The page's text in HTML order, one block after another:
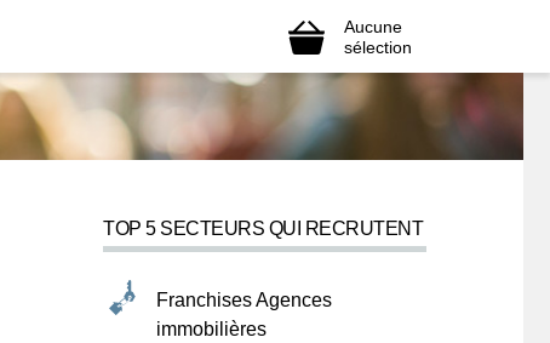
Aucune
sélection
TOP 5 SECTEURS QUI RECRUTENT
Franchises Agences
immobilières